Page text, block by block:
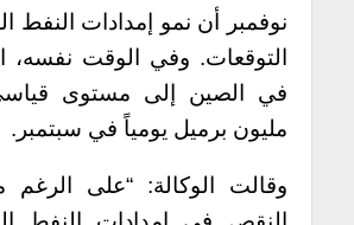
نوفمبر أن نمو إمدادات النفط
التوقعات. وفي الوقت نفسه،
مليون برميل يومياً في سبتمبر.
وقالت الوكالة: “على الرغم